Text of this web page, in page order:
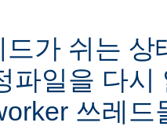
드가 쉬는
파일을 다
쓰레드